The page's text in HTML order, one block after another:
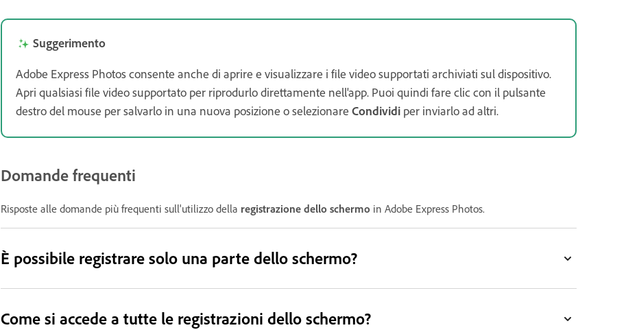
Suggerimento
Adobe Express Photos consente anche di aprire e visualizzare i file video supportati archiviati sul dispositivo.
Apri qualsiasi file video supportato per riprodurlo direttamente nell'app. Puoi quindi fare clic con il pulsante
destro del mouse per salvarlo in una nuova posizione o selezionare Condividi per inviarlo ad altri.
Domande frequenti
Risposte alle domande più frequenti sull'utilizzo della registrazione dello schermo in Adobe Express Photos.
È possibile registrare solo una parte dello schermo?
Come si accede a tutte le registrazioni dello schermo?